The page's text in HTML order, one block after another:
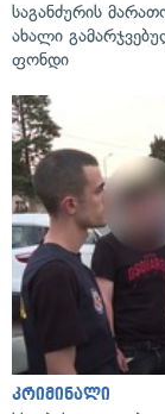
საგანძურის
ახალი
ფონდი
კრიმინალი